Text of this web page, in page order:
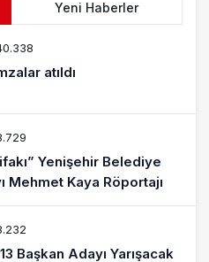
Yeni Haberler
atıldı
Yenişehir Belediye
Başkan Adayı Mehmet Kaya Röportajı
Başkan Adayı Yarışacak